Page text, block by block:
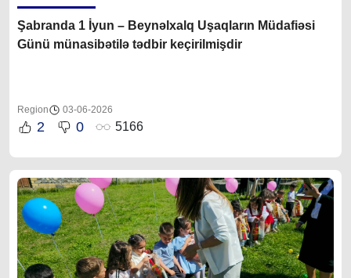
Şabranda 1 İyun – Beynəlxalq Uşaqların Müdafiəsi
Günü münasibətilə tədbir keçirilmişdir
Region 03-06-2026
2 0 5166